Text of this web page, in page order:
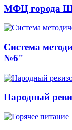
МФЦ города
Система
№6"
Народный